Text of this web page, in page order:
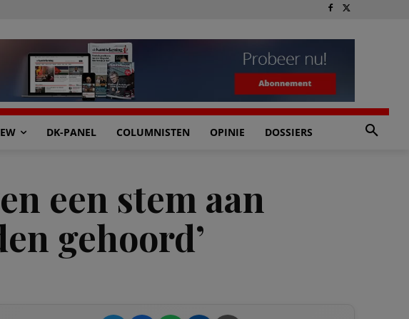
DK-PANEL COLUMNISTEN OPINIE DOSSIERS
een stem aan
gehoord’